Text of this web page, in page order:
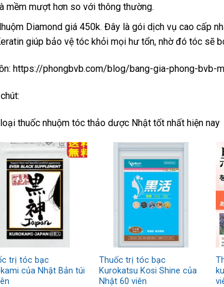
mềm mượt hơn so với thông thường.
Diamond giá 450k. Đây là gói dịch vụ cao cấp
giúp bảo vệ tóc khỏi mọi hư tổn, nhờ đó tóc sẽ
https://phongbvb.com/blog/bang-gia-phong-bvb-
thuốc nhuộm tóc thảo dược Nhật tốt nhất hiện nay
trị tóc bạc
của Nhật Bản túi
Thuốc trị tóc bạc
Kurokatsu Kosi Shine của
Nhật 60 viên